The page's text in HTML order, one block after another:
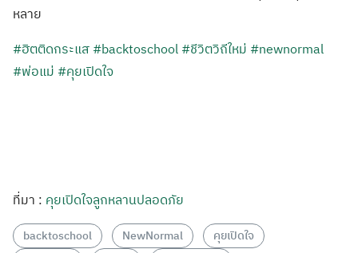
หลาย
#ฮิตติดกระแส #backtoschool #ชีวิตวิถีใหม่ #newnormal
#พ่อแม่ #คุยเปิดใจ
ที่มา : คุยเปิดใจลูกหลานปลอดภัย
backtoschool NewNormal
คุยเปิดใจ